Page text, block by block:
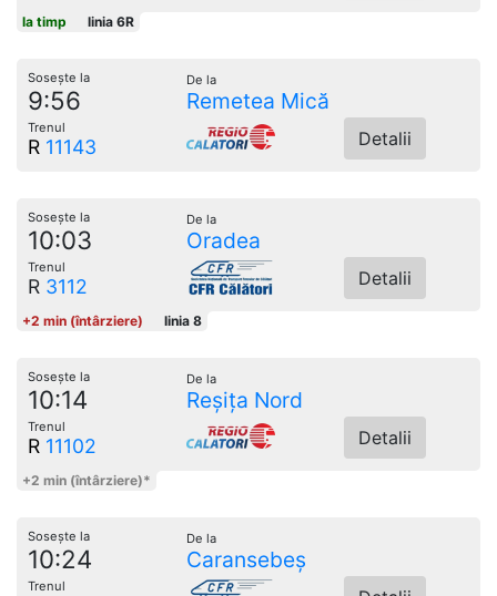
la timp linia 6R
Sosește la
9:56
De la
Remetea Mică
Trenul
R 11143 Detalii
Sosește la
10:03
De la
Oradea
Trenul
R 3112 Detalii
+2 min (întârziere) linia 8
Sosește la
10:14
De la
Reșița Nord
Trenul
R 11102 Detalii
+2 min (întârziere)*
Sosește la
10:24
De la
Caransebeș
Trenul